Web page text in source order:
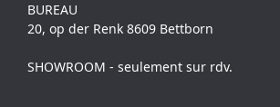
BUREAU
20, op der Renk 8609 Bettborn
SHOWROOM - seulement sur rdv.